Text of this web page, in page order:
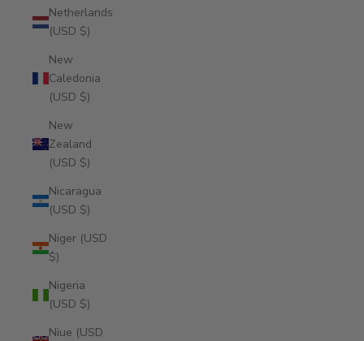
Netherlands
(USD $)
New
Caledonia
(USD $)
New
Zealand
(USD $)
Nicaragua
(USD $)
Niger (USD
$)
Nigeria
(USD $)
Niue (USD